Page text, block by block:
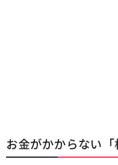
お金がかからない「